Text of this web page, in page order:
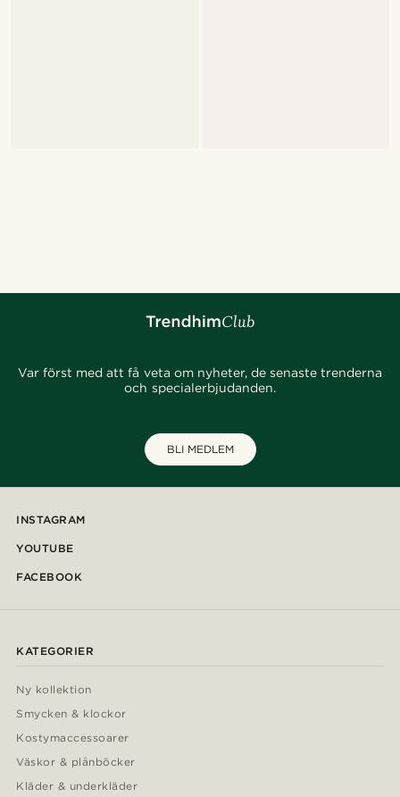
Var först med att få veta om nyheter, de senaste trenderna
och specialerbjudanden.
BLI MEDLEM
INSTAGRAM
YOUTUBE
FACEBOOK
KATEGORIER
Ny kollektion
Smycken & klockor
Kostymaccessoarer
Väskor & plånböcker
Kläder & underkläder